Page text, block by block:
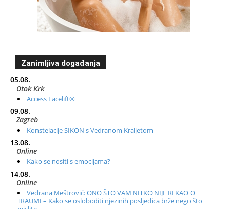
Zanimljiva događanja
05.08.
Otok Krk
Access Facelift®
09.08.
Zagreb
Konstelacije SIKON s Vedranom Kraljetom
13.08.
Online
Kako se nositi s emocijama?
14.08.
Online
Vedrana Meštrović: ONO ŠTO VAM NITKO NIJE REKAO O
TRAUMI – Kako se osloboditi njezinih posljedica brže nego što